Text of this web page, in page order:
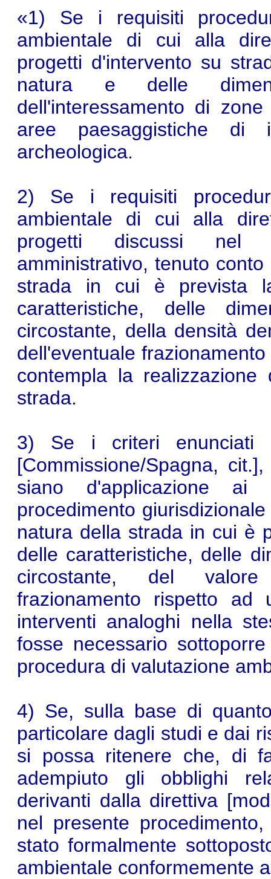
«1) Se i requisiti
ambientale di cui alla
progetti d'intervento su
natura e delle
dell'interessamento di
aree paesaggistiche di
archeologica.
2) Se i requisiti
ambientale di cui alla
progetti discussi nel
amministrativo, tenuto
strada in cui è prevista
caratteristiche, delle
circostante, della densità
dell'eventuale
contempla la
strada.
3) Se i criteri enunciati
[Commissione/Spagna,
siano d'applicazione ai
procedimento
natura della strada in cui è
delle caratteristiche, delle
circostante, del
frazionamento rispetto ad
interventi analoghi nella
fosse necessario
procedura di valutazione
4) Se, sulla base di
particolare dagli studi e dai
si possa ritenere che, di
adempiuto gli obblighi
derivanti dalla direttiva
nel presente
stato formalmente
ambientale conformemente